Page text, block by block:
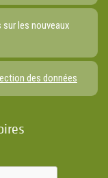
les nouveaux
des données